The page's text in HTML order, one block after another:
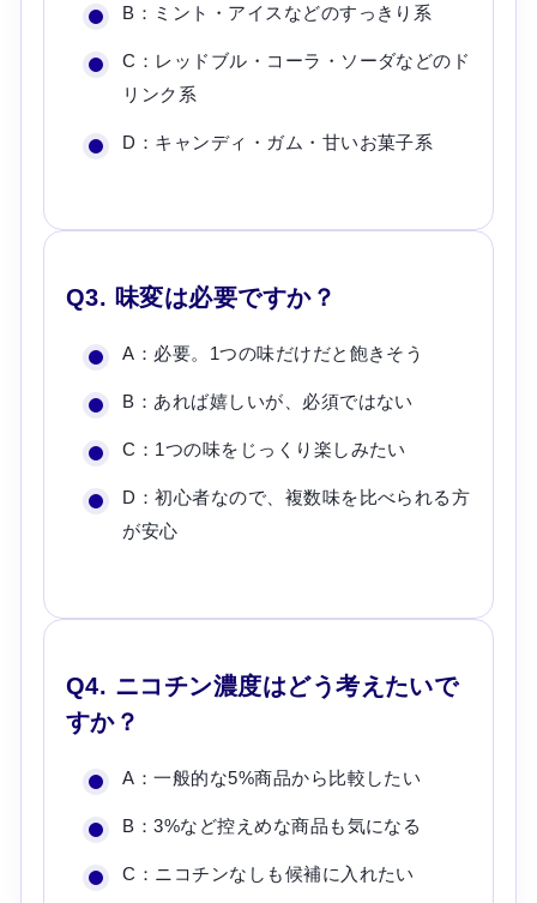
B：ミント・アイスなどのすっきり系
C：レッドブル・コーラ・ソーダなどのド
リンク系
D：キャンディ・ガム・甘いお菓子系
Q3. 味変は必要ですか？
A：必要。1つの味だけだと飽きそう
B：あれば嬉しいが、必須ではない
C：1つの味をじっくり楽しみたい
D：初心者なので、複数味を比べられる方
が安心
Q4. ニコチン濃度はどう考えたいで
すか？
A：一般的な5%商品から比較したい
B：3%など控えめな商品も気になる
C：ニコチンなしも候補に入れたい